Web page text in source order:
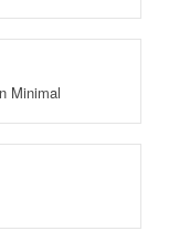
Minimal